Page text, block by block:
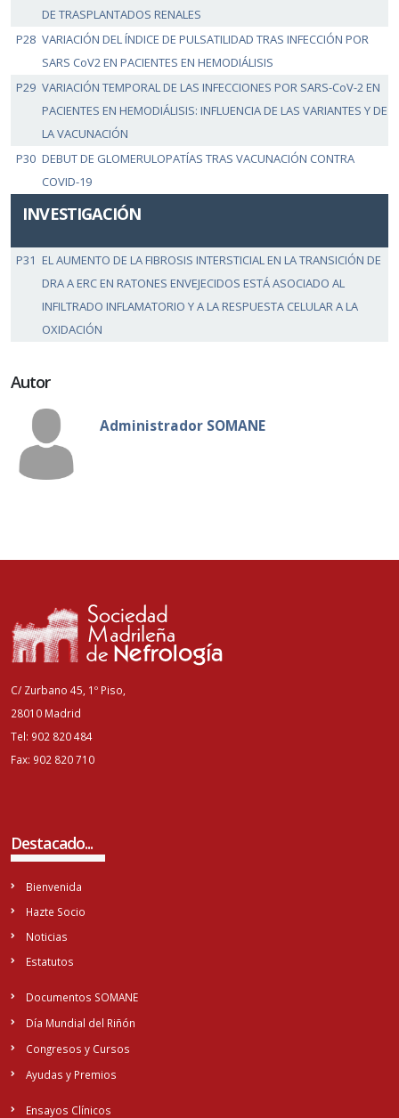
DE TRASPLANTADOS RENALES
P28 VARIACIÓN DEL ÍNDICE DE PULSATILIDAD TRAS INFECCIÓN POR
SARS CoV2 EN PACIENTES EN HEMODIÁLISIS
P29 VARIACIÓN TEMPORAL DE LAS INFECCIONES POR SARS-CoV-2 EN
PACIENTES EN HEMODIÁLISIS: INFLUENCIA DE LAS VARIANTES Y DE
LA VACUNACIÓN
P30 DEBUT DE GLOMERULOPATÍAS TRAS VACUNACIÓN CONTRA
COVID-19
INVESTIGACIÓN
P31 EL AUMENTO DE LA FIBROSIS INTERSTICIAL EN LA TRANSICIÓN DE
DRA A ERC EN RATONES ENVEJECIDOS ESTÁ ASOCIADO AL
INFILTRADO INFLAMATORIO Y A LA RESPUESTA CELULAR A LA
OXIDACIÓN
Autor
Administrador SOMANE
C/ Zurbano 45, 1º Piso,
28010 Madrid
Tel: 902 820 484
Fax: 902 820 710
Destacado...
Bienvenida
Hazte Socio
Noticias
Estatutos
Documentos SOMANE
Día Mundial del Riñón
Congresos y Cursos
Ayudas y Premios
Ensayos Clínicos